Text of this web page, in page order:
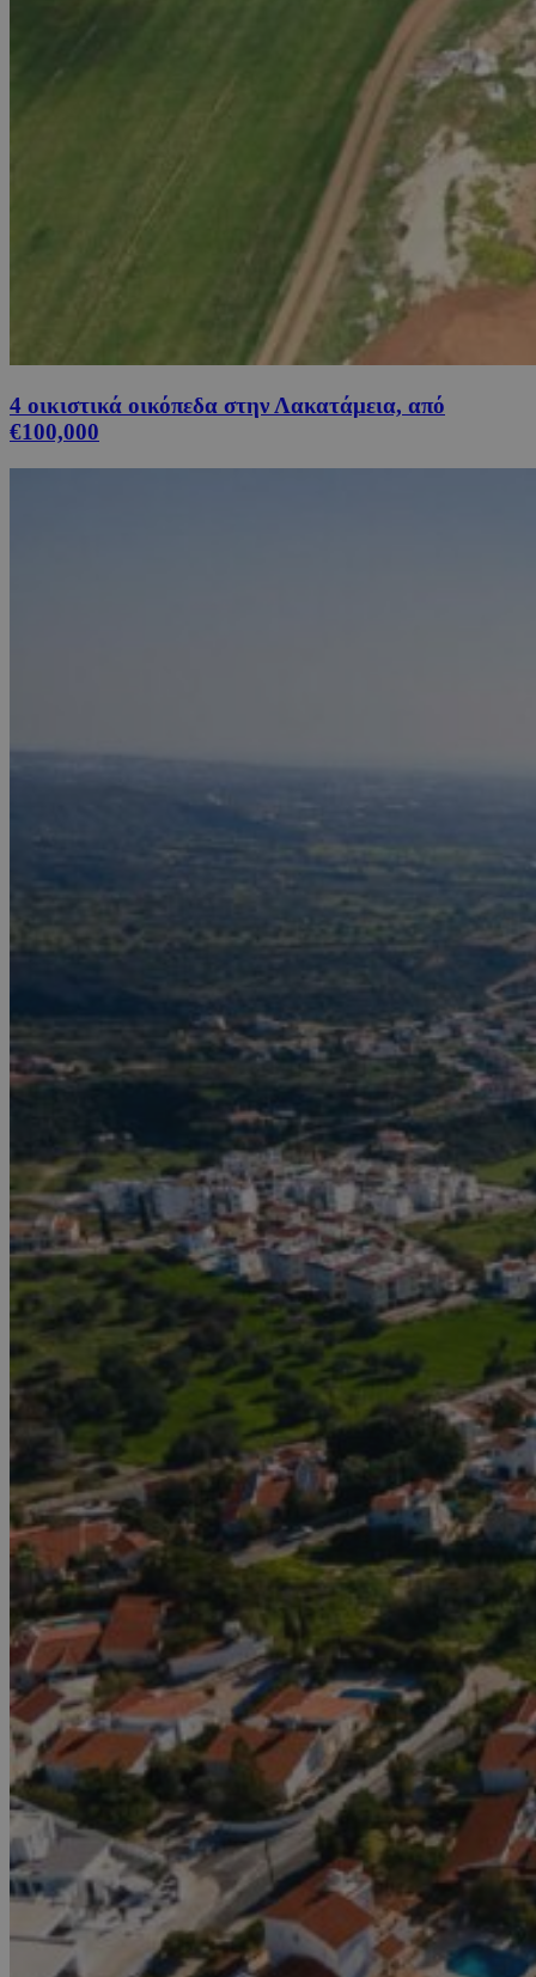
4 οικιστικά οικόπεδα στην Λακατάμεια, από
€100,000